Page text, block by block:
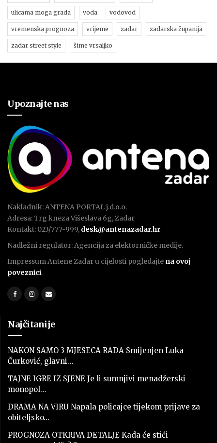
ulicama moga grada voda vodovod
vremenska prognoza vrijeme zadar zadarska županija
zadar street style šime vrsaljko
Upoznajte nas
Nakladnik: ANTENA PORTAL j.d.o.o.
Adresa: Trg kneza Višeslava 6g, Zadar
Kontakt: 023/777-999, desk@antenazadar.hr
Nadležni regulator: Agencija za elektorničke medije.
Impressum Antene Zadar u cijelosti pogledajte na ovoj
poveznici.
Najčitanije
NAKON SAMO 3 MJESECA RADA Smijenjen Luka
Čurković, glavni…
TAJNE IGRE IZ SJENE Je li sumnjivi menadžerski
monopol…
DRAMA NA VIRU Napala policajce tijekom prijave za
obiteljsko…
PROGNOZA OTKRIVA DETALJE Kada će stići